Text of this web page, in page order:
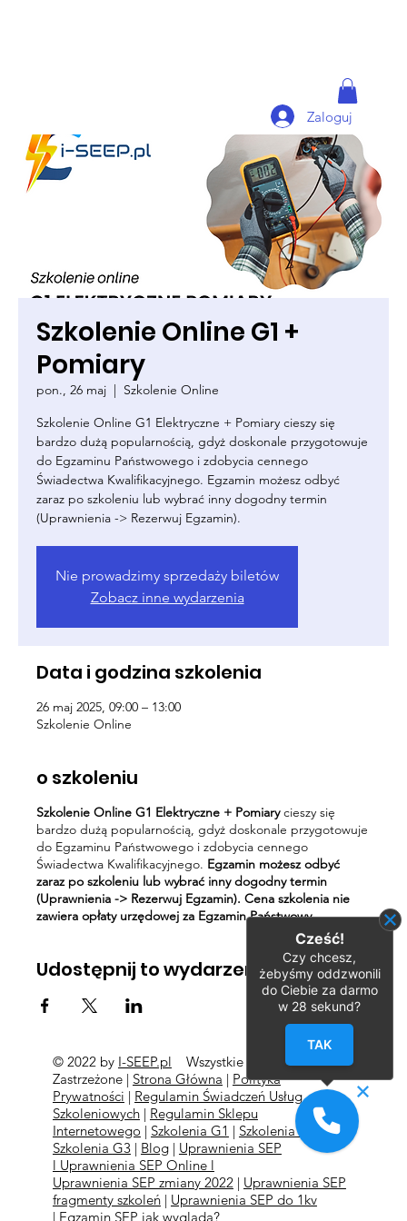
Zaloguj
Szkolenie Online G1 +
Pomiary
pon., 26 maj
  |
Szkolenie Online
Szkolenie Online G1 Elektryczne + Pomiary cieszy się
bardzo dużą popularnością, gdyż doskonale przygotowuje
do Egzaminu Państwowego i zdobycia cennego
Świadectwa Kwalifikacyjnego. Egzamin możesz odbyć
zaraz po szkoleniu lub wybrać inny dogodny termin
(Uprawnienia -> Rezerwuj Egzamin).
Nie prowadzimy sprzedaży biletów
Zobacz inne wydarzenia
Data i godzina szkolenia
26 maj 2025, 09:00 – 13:00
Szkolenie Online
o szkoleniu
Szkolenie Online G1 Elektryczne + Pomiarycieszy się
bardzo dużą popularnością, gdyż doskonale przygotowuje
do Egzaminu Państwowego i zdobycia cennego
Świadectwa Kwalifikacyjnego. Egzamin możesz odbyć
zaraz po szkoleniu lub wybrać inny dogodny termin
(Uprawnienia -> Rezerwuj Egzamin). Cena szkolenia nie
zawiera opłaty urzędowej za Egzamin Państwowy.
Udostępnij to wydarzenie
© 2022 by I-SEEP.pl
Wszystkie Prawa
Zastrzeżone | Strona Główna | Polityka
Prywatności | Regulamin Świadczeń Usług
Szkoleniowych| Regulamin Sklepu
Internetowego | Szkolenia G1 | Szkolenia G2
l
Szkolenia G3 | Blog| Uprawnienia SEP
l Uprawnienia SEP Online l
Uprawnienia SEP zmiany 2022 | Uprawnienia SEP
fragmenty szkoleń | Uprawnienia SEP do 1kv
| Egzamin SEP jak wygląda?
Cześć!
Czy chcesz,
żebyśmy oddzwonili
do Ciebie za darmo
w 28 sekund?
TAK